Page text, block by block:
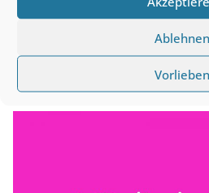
Ablehnen
Vorlieben
Werbung zum Anklicken